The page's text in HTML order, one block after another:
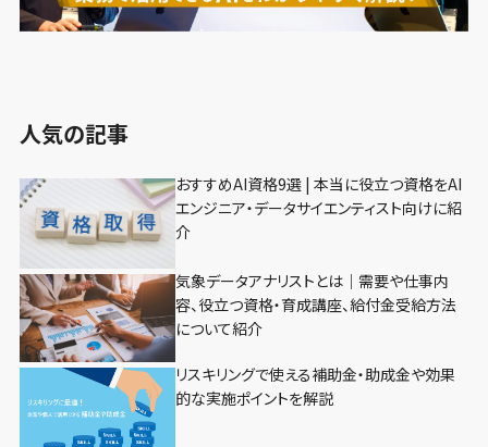
人気の記事
おすすめAI資格9選 | 本当に役立つ資格をAI
エンジニア・データサイエンティスト向けに紹
介
気象データアナリストとは｜需要や仕事内
容、役立つ資格・育成講座、給付金受給方法
について紹介
リスキリングで使える補助金・助成金や効果
的な実施ポイントを解説